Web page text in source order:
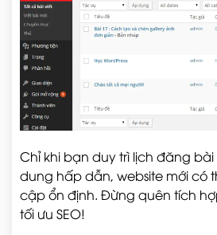
Chỉ khi bạn duy trì lịch đăng
dung hấp dẫn, website mới có
cập ổn định. Đừng quên tích
tối ưu SEO!